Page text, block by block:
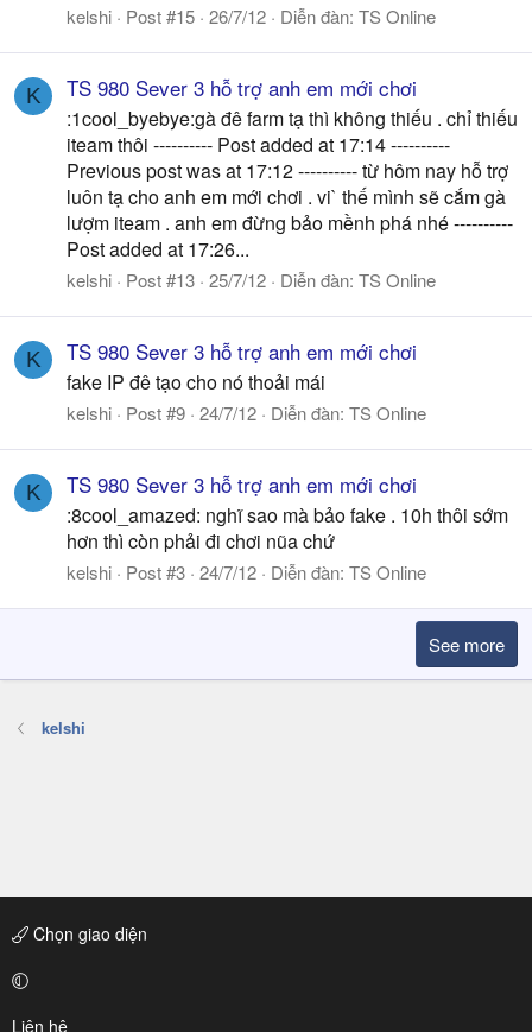
kelshi Post #15 26/7/12 Diễn đàn: TS Online
K TS 980 Sever 3 hỗ trợ anh em mới chơi
:1cool_byebye:gà đê farm tạ thì không thiếu . chỉ thiếu
iteam thôi ---------- Post added at 17:14 ----------
Previous post was at 17:12 ---------- từ hôm nay hỗ trợ
luôn tạ cho anh em mới chơi . vi` thế mình sẽ cắm gà
lượm iteam . anh em đừng bảo mềnh phá nhé ----------
Post added at 17:26...
kelshi Post #13 25/7/12 Diễn đàn: TS Online
K TS 980 Sever 3 hỗ trợ anh em mới chơi
fake IP đê tạo cho nó thoải mái
kelshi Post #9 24/7/12 Diễn đàn: TS Online
K TS 980 Sever 3 hỗ trợ anh em mới chơi
:8cool_amazed: nghĩ sao mà bảo fake . 10h thôi sớm
hơn thì còn phải đi chơi nũa chứ
kelshi Post #3 24/7/12 Diễn đàn: TS Online
See more
kelshi
Chọn giao diện
Liên hệ